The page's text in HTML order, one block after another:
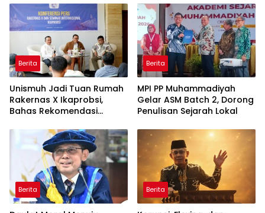
Berita
Unismuh Jadi Tuan Rumah
Rakernas X Ikaprobsi,
Bahas Rekomendasi
Indonesia di Tingkat
Global
Berita
MPI PP Muhammadiyah
Gelar ASM Batch 2, Dorong
Penulisan Sejarah Lokal
Berita Berita